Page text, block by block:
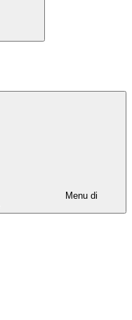
Menu di